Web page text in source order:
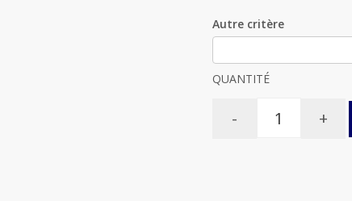
Autre critère
QUANTITÉ
- +